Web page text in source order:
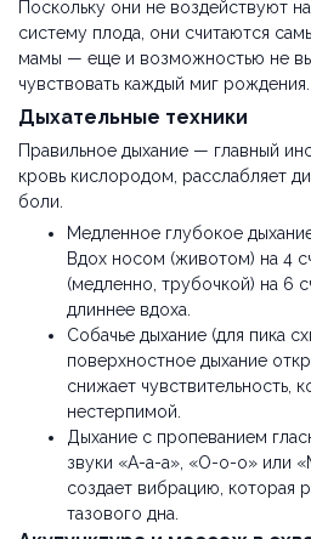
Поскольку они не воздействуют
систему плода, они считаются
мамы — еще и возможностью не
чувствовать каждый миг рождения.
Дыхательные техники
Правильное дыхание — главный
кровь кислородом, расслабляет
боли.
Медленное глубокое дыхание
Вдох носом (животом) на 4
(медленно, трубочкой) на 6
длиннее вдоха.
Собачье дыхание (для пика
поверхностное дыхание
снижает чувствительность,
нестерпимой.
Дыхание с пропеванием
звуки «А-а-а», «О-о-о» или
создает вибрацию, которая
тазового дна.